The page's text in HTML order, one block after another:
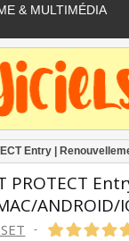
& MULTIMÉDIA
Entry |
PROTECT
-